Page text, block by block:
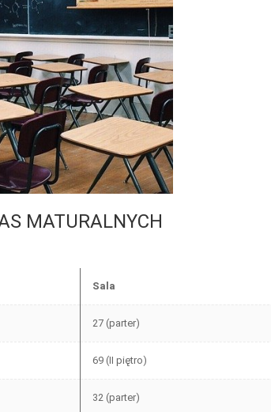
MATURALNYCH
Sala
27 (parter)
69 (II piętro)
32 (parter)